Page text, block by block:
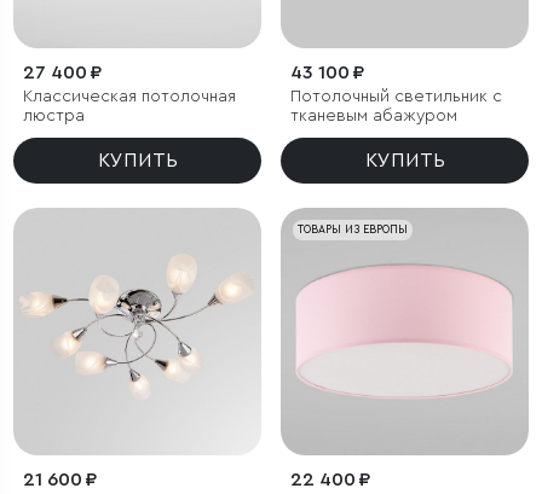
27 400 ₽
Классическая потолочная
люстра
КУПИТЬ
43 100 ₽
Потолочный светильник с
тканевым абажуром
КУПИТЬ
21 600 ₽
ТОВАРЫ ИЗ ЕВРОПЫ
22 400 ₽